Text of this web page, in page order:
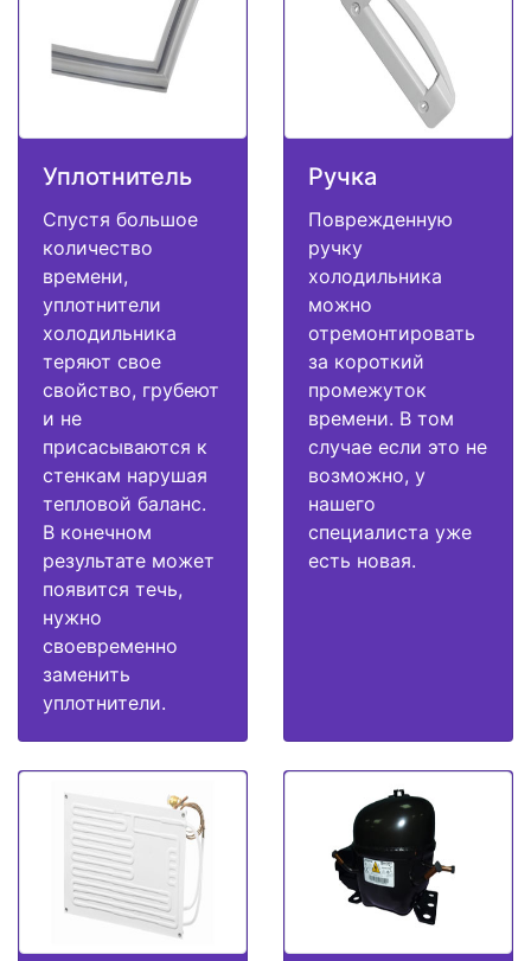
Уплотнитель
Спустя большое
количество
времени,
уплотнители
холодильника
теряют свое
свойство, грубеют
и не
присасываются к
стенкам нарушая
тепловой баланс.
В конечном
результате может
появится течь,
нужно
своевременно
заменить
уплотнители.
Ручка
Поврежденную
ручку
холодильника
можно
отремонтировать
за короткий
промежуток
времени. В том
случае если это не
возможно, у
нашего
специалиста уже
есть новая.